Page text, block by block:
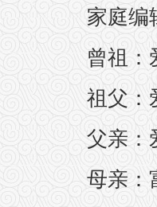
家庭编
曾祖：
祖父：
父亲：
母亲：